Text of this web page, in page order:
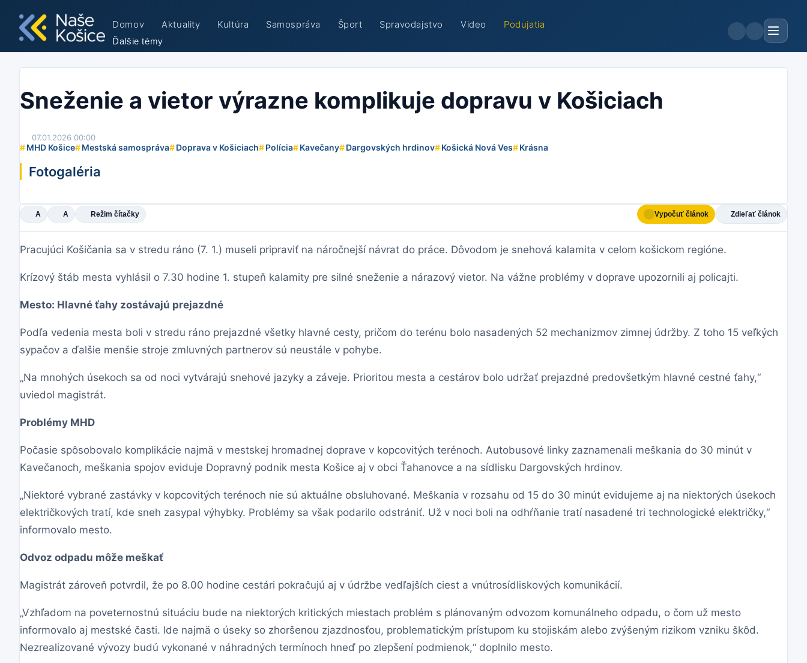
Domov Aktuality Kultúra Samospráva Šport Spravodajstvo Video Podujatia
Ďalšie témy
Sneženie a vietor výrazne komplikuje dopravu v Košiciach
07.01.2026 00:00
#MHD Košice#Mestská samospráva#Doprava v Košiciach#Polícia#Kavečany#Dargovských hrdinov#Košická Nová Ves#Krásna
Fotogaléria
A A Režim čítačky Vypočuť článok Zdieľať článok
Pracujúci Košičania sa v stredu ráno (7. 1.) museli pripraviť na náročnejší návrat do práce. Dôvodom je snehová kalamita v celom košickom regióne.
Krízový štáb mesta vyhlásil o 7.30 hodine 1. stupeň kalamity pre silné sneženie a nárazový vietor. Na vážne problémy v doprave upozornili aj policajti.
Mesto: Hlavné ťahy zostávajú prejazdné
Podľa vedenia mesta boli v stredu ráno prejazdné všetky hlavné cesty, pričom do terénu bolo nasadených 52 mechanizmov zimnej údržby. Z toho 15 veľkých
sypačov a ďalšie menšie stroje zmluvných partnerov sú neustále v pohybe.
„Na mnohých úsekoch sa od noci vytvárajú snehové jazyky a záveje. Prioritou mesta a cestárov bolo udržať prejazdné predovšetkým hlavné cestné ťahy,“
uviedol magistrát.
Problémy MHD
Počasie spôsobovalo komplikácie najmä v mestskej hromadnej doprave v kopcovitých terénoch. Autobusové linky zaznamenali meškania do 30 minút v
Kavečanoch, meškania spojov eviduje Dopravný podnik mesta Košice aj v obci Ťahanovce a na sídlisku Dargovských hrdinov.
„Niektoré vybrané zastávky v kopcovitých terénoch nie sú aktuálne obsluhované. Meškania v rozsahu od 15 do 30 minút evidujeme aj na niektorých úsekoch
električkových tratí, kde sneh zasypal výhybky. Problémy sa však podarilo odstrániť. Už v noci boli na odhŕňanie tratí nasadené tri technologické električky,“
informovalo mesto.
Odvoz odpadu môže meškať
Magistrát zároveň potvrdil, že po 8.00 hodine cestári pokračujú aj v údržbe vedľajších ciest a vnútrosídliskových komunikácií.
„Vzhľadom na poveternostnú situáciu bude na niektorých kritických miestach problém s plánovaným odvozom komunálneho odpadu, o čom už mesto
informovalo aj mestské časti. Ide najmä o úseky so zhoršenou zjazdnosťou, problematickým prístupom ku stojiskám alebo zvýšeným rizikom vzniku škôd.
Nezrealizované vývozy budú vykonané v náhradných termínoch hneď po zlepšení podmienok,“ doplnilo mesto.